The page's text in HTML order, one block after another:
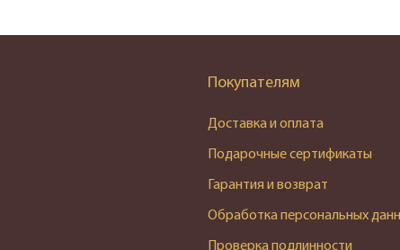
Покупателям
Доставка и оплата
Подарочные сертификаты
Гарантия и возврат
Обработка персональных
Проверка подлинности